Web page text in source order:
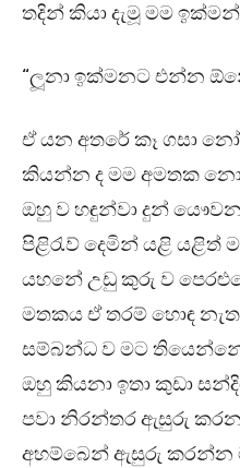
තදින් කියා දැමූ මම
“ලූනා ඉක්මනට එන්න
ඒ යන අතරේ කෑ ගසා
කියන්න ද මම අමතක
ඔහු ව හඳුන්වා දුන්
පිළිරැව් දෙමින් යළි යළිත්
යහනේ උඩු කුරු ව
මතකය ඒ තරම් හොඳ
සම්බන්ධ ව මට
ඔහු කියනා ඉතා කුඩා
පවා නිරන්තර ඇසුරු කරන
අහම්බෙන් ඇසුරු කරන්න